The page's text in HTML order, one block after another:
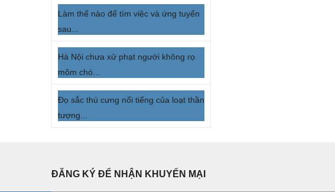
Làm thế nào để tìm việc và ứng tuyển
sau...
Hà Nội chưa xử phạt người không rọ
mõm chó...
Đọ sắc thú cưng nổi tiếng của loạt thần
tượng...
ĐĂNG KÝ ĐỂ NHẬN KHUYẾN MẠI